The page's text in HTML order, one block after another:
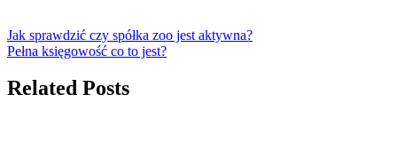
Jak sprawdzić czy spółka zoo jest aktywna?
Pełna księgowość co to jest?
Related Posts